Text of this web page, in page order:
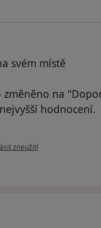
svém místě
na
hodnocení.
názoru uživatele Gajdoš
zneužití